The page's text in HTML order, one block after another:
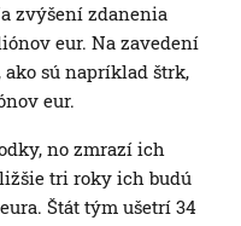
zvýšení zdanenia
eur. Na zavedení
sú napríklad štrk,
eur.
no zmrazí ich
tri roky ich budú
Štát tým ušetrí 34